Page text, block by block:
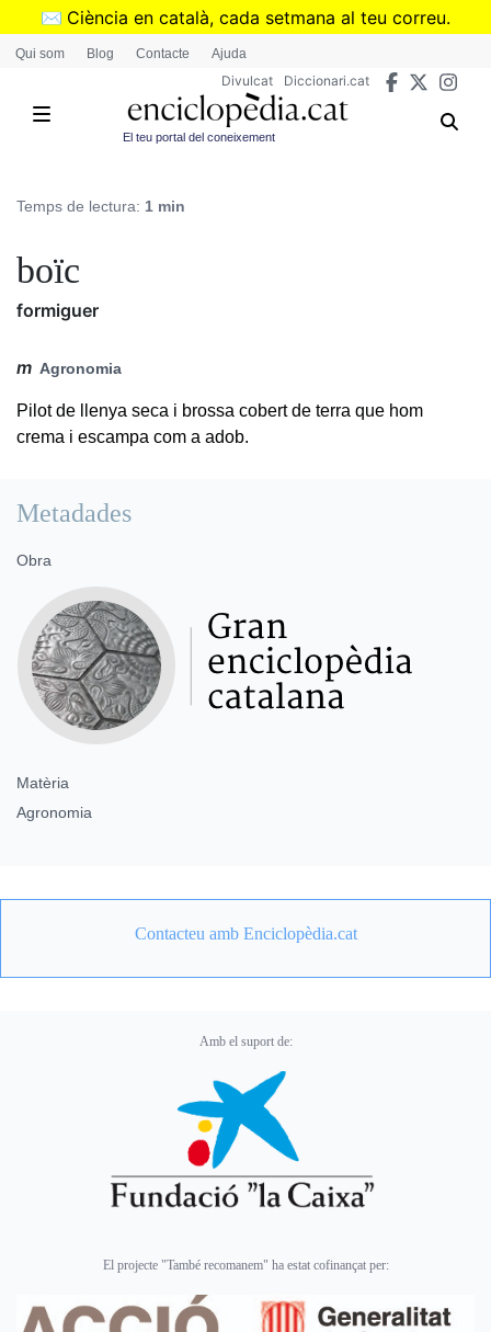
Vés
✉️ Ciència en català, cada setmana al teu correu.
➜Subscriu-te al butlletí de Divulcat
Qui som Blog Contacte Ajuda
Divulcat Diccionari.cat
El teu portal del coneixement
Temps de lectura: 1 min
boïc
formiguer
m Agronomia
Pilot de llenya seca i brossa cobert de terra que hom
crema i escampa com a adob.
Metadades
Obra
Matèria
Agronomia
Contacteu amb Enciclopèdia.cat
Amb el suport de:
El projecte "També recomanem" ha estat cofinançat per: